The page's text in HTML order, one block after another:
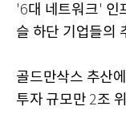
'6대 네트워크' 인
슬 하단 기업들의
골드만삭스 추산
투자 규모만 2조